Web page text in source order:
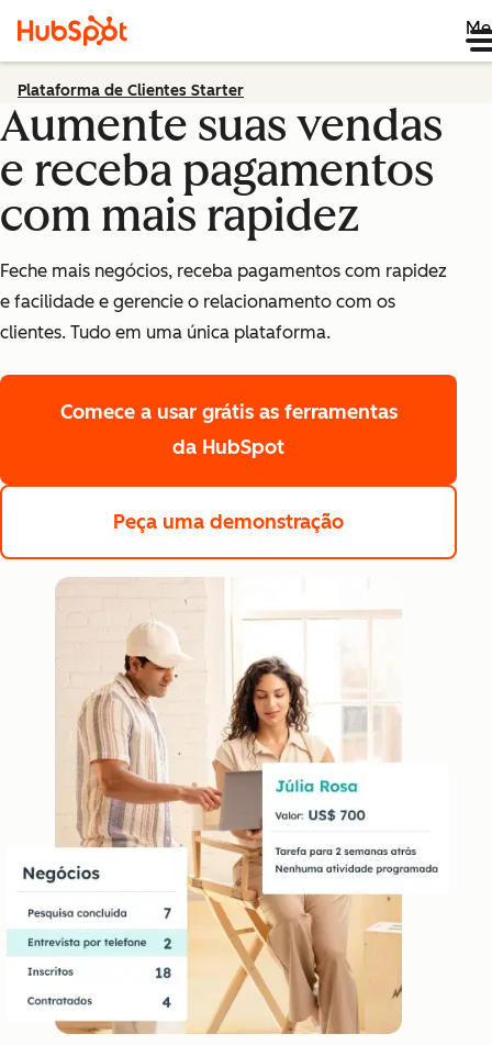
Plataforma de Clientes Starter
Aumente suas vendas
e receba pagamentos
com mais rapidez
Feche mais negócios, receba pagamentos com rapidez
e facilidade e gerencie o relacionamento com os
clientes. Tudo em uma única plataforma.
Comece a usar grátis as ferramentas
da HubSpot
Peça uma demonstração